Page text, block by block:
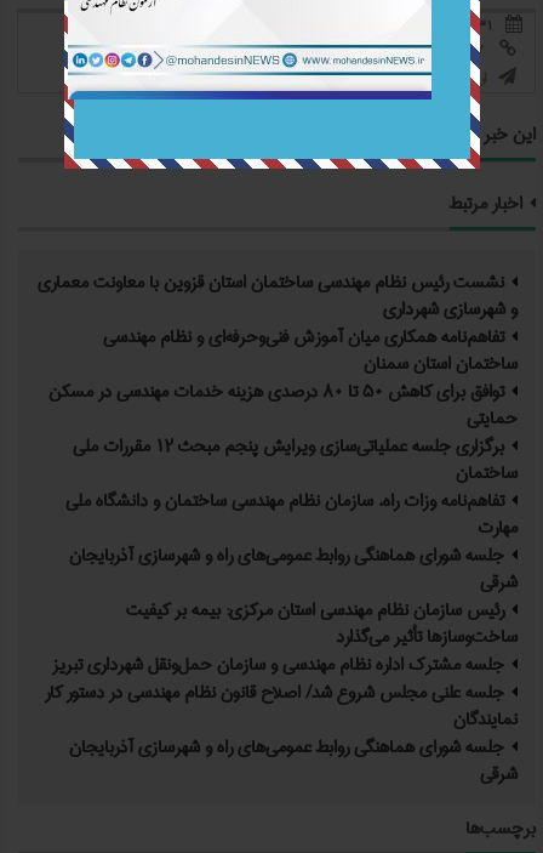
 ۳۱ تیر ۰۴

https://mohandesinnews.ir/?pID=040431007
 ارسال به دیگران امتیاز به این خبر:0

0

این خبر را به اشتراک بگذارید
اخبار مرتبط
نشست رئیس نظام مهندسی ساختمان استان قزوین با معاونت معماری
و شهرسازی شهرداری
تفاهم‌نامه همکاری میان آموزش فنی‌وحرفه‌ای و نظام مهندسی
ساختمان استان سمنان
توافق برای کاهش ۵۰ تا ۸۰ درصدی هزینه خدمات مهندسی در مسکن
حمایتی
برگزاری جلسه عملیاتی‌سازی ویرایش پنجم مبحث ۱۲ مقررات ملی
ساختمان
تفاهم‌نامه وزات راه، سازمان نظام مهندسی ساختمان و دانشگاه ملی
مهارت
جلسه شورای هماهنگی روابط عمومی‌های راه و شهرسازی آذربایجان
شرقی
رئیس سازمان نظام مهندسی استان مرکزی: بیمه بر کیفیت
ساخت‌وسازها تأثیر می‌گذارد
جلسه مشترک اداره نظام مهندسی و سازمان حمل‌ونقل شهرداری تبریز
جلسه علنی مجلس شروع شد/ اصلاح قانون نظام مهندسی در دستور کار
نمایندگان
جلسه شورای هماهنگی روابط عمومی‌های راه و شهرسازی آذربایجان
شرقی
برچسب‌ها